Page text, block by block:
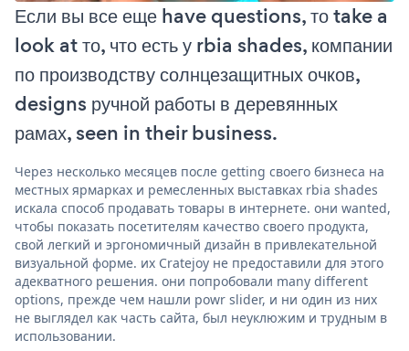
Если вы все еще have questions, то take a
look at то, что есть у rbia shades, компании
по производству солнцезащитных очков,
designs ручной работы в деревянных
рамах, seen in their business.
Через несколько месяцев после getting своего бизнеса на
местных ярмарках и ремесленных выставках rbia shades
искала способ продавать товары в интернете. они wanted,
чтобы показать посетителям качество своего продукта,
свой легкий и эргономичный дизайн в привлекательной
визуальной форме. их Cratejoy не предоставили для этого
адекватного решения. они попробовали many different
options, прежде чем нашли powr slider, и ни один из них
не выглядел как часть сайта, был неуклюжим и трудным в
использовании.